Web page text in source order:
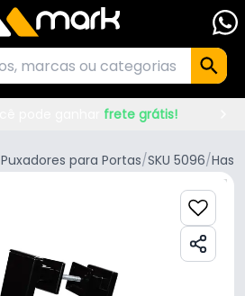
frete grátis!
Puxadores para Portas/SKU 5096/